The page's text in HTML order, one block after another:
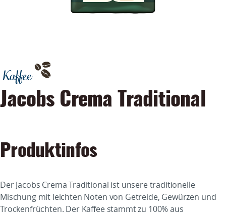
Kaffee
Jacobs Crema Traditional
Produktinfos
Der Jacobs Crema Traditional ist unsere traditionelle
Mischung mit leichten Noten von Getreide, Gewürzen und
Trockenfrüchten. Der Kaffee stammt zu 100% aus